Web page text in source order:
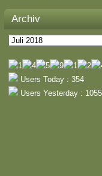
Archiv
Archiv
Users Today : 354
Users Yesterday : 1055